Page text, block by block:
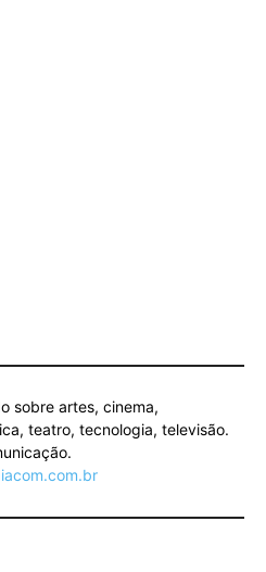
sobre artes, cinema,
teatro, tecnologia, televisão.